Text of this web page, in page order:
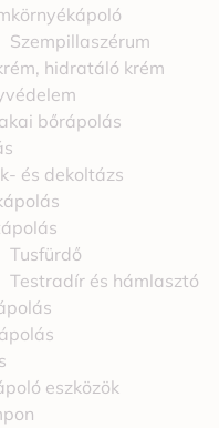
Szempillaszérum
hidratáló krém
bőrápolás
és dekoltázs
Tusfürdő
Testradír és hámlasztó
eszközök